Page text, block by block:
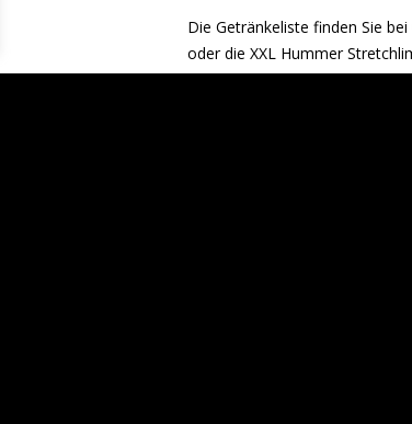
Die Getränkeliste finden Sie bei
oder die XXL Hummer